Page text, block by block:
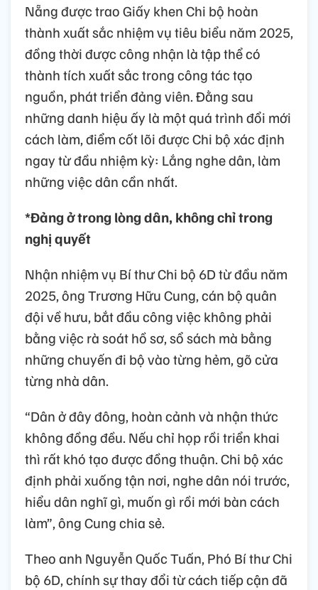
Nẵng được trao Giấy khen Chi bộ hoàn
thành xuất sắc nhiệm vụ tiêu biểu năm 2025,
đồng thời được công nhận là tập thể có
thành tích xuất sắc trong công tác tạo
nguồn, phát triển đảng viên. Đằng sau
những danh hiệu ấy là một quá trình đổi mới
cách làm, điểm cốt lõi được Chi bộ xác định
ngay từ đầu nhiệm kỳ: Lắng nghe dân, làm
những việc dân cần nhất.
*Đảng ở trong lòng dân, không chỉ trong
nghị quyết
Nhận nhiệm vụ Bí thư Chi bộ 6D từ đầu năm
2025, ông Trương Hữu Cung, cán bộ quân
đội về hưu, bắt đầu công việc không phải
bằng việc rà soát hồ sơ, sổ sách mà bằng
những chuyến đi bộ vào từng hẻm, gõ cửa
từng nhà dân.
“Dân ở đây đông, hoàn cảnh và nhận thức
không đồng đều. Nếu chỉ họp rồi triển khai
thì rất khó tạo được đồng thuận. Chi bộ xác
định phải xuống tận nơi, nghe dân nói trước,
hiểu dân nghĩ gì, muốn gì rồi mới bàn cách
làm”, ông Cung chia sẻ.
Theo anh Nguyễn Quốc Tuấn, Phó Bí thư Chi
bộ 6D, chính sự thay đổi từ cách tiếp cận đã